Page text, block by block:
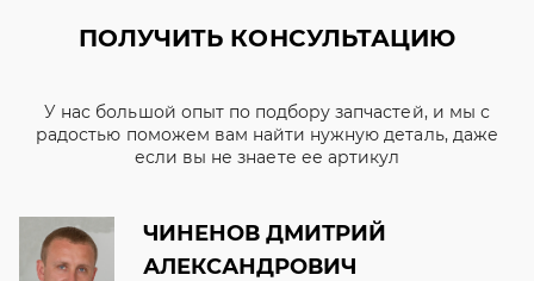
ПОЛУЧИТЬ КОНСУЛЬТАЦИЮ
У нас большой опыт по подбору запчастей, и мы с
радостью поможем вам найти нужную деталь, даже
если вы не знаете ее артикул
ЧИНЕНОВ ДМИТРИЙ
АЛЕКСАНДРОВИЧ